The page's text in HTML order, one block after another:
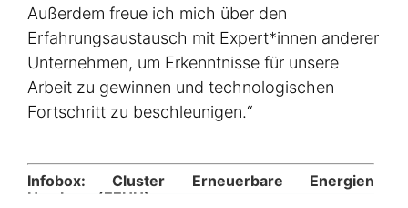
Außerdem freue ich mich über den
Erfahrungsaustausch mit Expert*innen anderer
Unternehmen, um Erkenntnisse für unsere
Arbeit zu gewinnen und technologischen
Fortschritt zu beschleunigen.“
Infobox: Cluster Erneuerbare Energien
Hamburg (EEHH)